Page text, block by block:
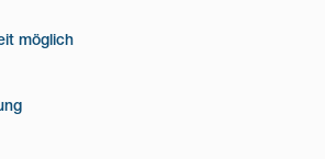
möglich